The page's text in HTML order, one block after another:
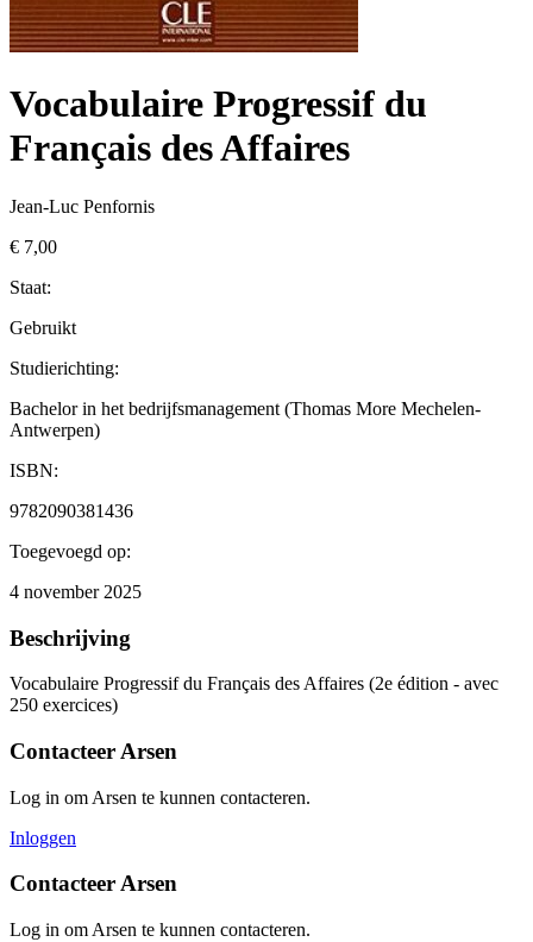
Vocabulaire Progressif du
Français des Affaires
Jean-Luc Penfornis
€ 7,00
Staat:
Gebruikt
Studierichting:
Bachelor in het bedrijfsmanagement (Thomas More Mechelen-
Antwerpen)
ISBN:
9782090381436
Toegevoegd op:
4 november 2025
Beschrijving
Vocabulaire Progressif du Français des Affaires (2e édition - avec
250 exercices)
Contacteer Arsen
Log in om Arsen te kunnen contacteren.
Inloggen
ContacteerArsen
Log in om Arsen te kunnen contacteren.